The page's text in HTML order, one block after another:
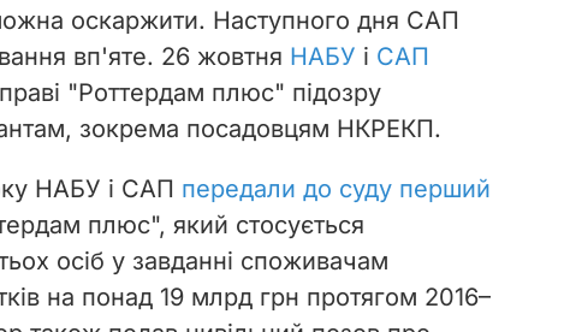
оскаржити. Наступного дня САП
вп'яте. 26 жовтня НАБУ і САП
"Роттердам плюс" підозру
зокрема посадовцям НКРЕКП.
НАБУ і САП передали до суду перший
плюс", який стосується
осіб у завданні споживачам
на понад 19 млрд грн протягом 2016–